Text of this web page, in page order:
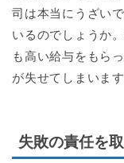
司は本当にうざい
いるのでしょうか
も高い給与をもら
が失せてしまいます
失敗の責任を